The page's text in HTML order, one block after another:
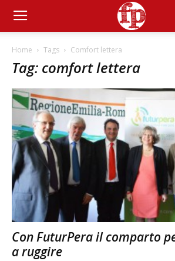
Home Tags Comfort lettera
Tag: comfort lettera
Con FuturPera il comparto
a ruggire